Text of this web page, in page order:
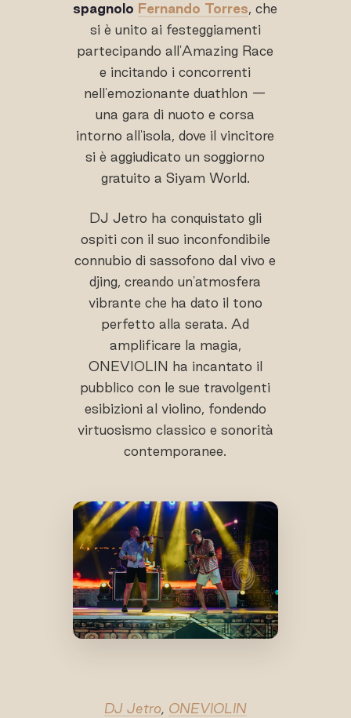
spagnolo Fernando Torres, che
si è unito ai festeggiamenti
partecipando all'Amazing Race
e incitando i concorrenti
nell'emozionante duathlon —
una gara di nuoto e corsa
intorno all'isola, dove il vincitore
si è aggiudicato un soggiorno
gratuito a Siyam World.
DJ Jetro ha conquistato gli
ospiti con il suo inconfondibile
connubio di sassofono dal vivo e
djing, creando un'atmosfera
vibrante che ha dato il tono
perfetto alla serata. Ad
amplificare la magia,
ONEVIOLIN ha incantato il
pubblico con le sue travolgenti
esibizioni al violino, fondendo
virtuosismo classico e sonorità
contemporanee.
DJ Jetro ONEVIOLIN